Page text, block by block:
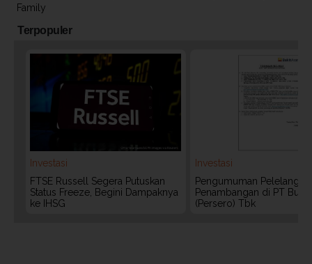
Family
Terpopuler
Investasi
FTSE Russell Segera Putuskan
Status Freeze, Begini Dampaknya
ke IHSG
Investasi
Pengumuman Pelelangan
Penambangan di PT Bukit
(Persero) Tbk